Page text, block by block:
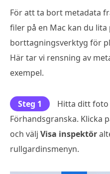
För att ta bort metadata
filer på en Mac kan du lita
borttagningsverktyg för
Här tar vi rensning av
exempel.
Steg 1
Hitta ditt foto
Förhandsgranska. Klicka
och välj Visa inspektör
rullgardinsmenyn.